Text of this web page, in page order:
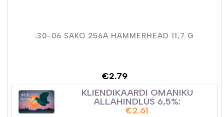
.30-06 SAKO 256A HAMMERHEAD 11,7 G
€2.79
KLIENDIKAARDI OMANIKU
ALLAHINDLUS 6,5%:
€2.61